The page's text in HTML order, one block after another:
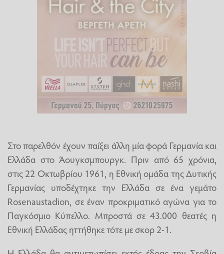
Στο παρελθόν έχουν παίξει άλλη μία φορά Γερμανία και
Ελλάδα στο Άουγκσμπουργκ. Πριν από 65 χρόνια,
στις 22 Οκτωβρίου 1961, η Εθνική ομάδα της Δυτικής
Γερμανίας υποδέχτηκε την Ελλάδα σε ένα γεμάτο
Rosenaustadion, σε έναν προκριματικό αγώνα για το
Παγκόσμιο Κύπελλο. Μπροστά σε 43.000 θεατές η
Εθνική Ελλάδας ηττήθηκε τότε με σκορ 2-1.